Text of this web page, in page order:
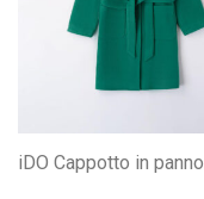
iDO Cappotto in panno